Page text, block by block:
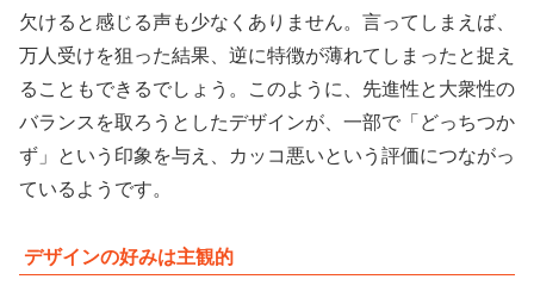
欠ける と感じる声も少なくありません。言ってしまえば、
万人受けを狙った結果、逆に特徴が薄れてしまったと捉え
ることもできるでしょう。このように、先進性と大衆性の
バランスを取ろうとしたデザインが、一部で「どっちつか
ず」という印象を与え、カッコ悪いという評価につながっ
ているようです。
デザインの好みは主観的